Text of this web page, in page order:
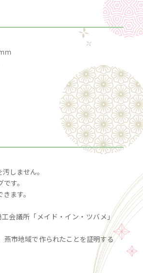
ｍ
しません。
す。
ます。
会議所「メイド・イン・ツバメ」
燕市地域で作られたことを証明する